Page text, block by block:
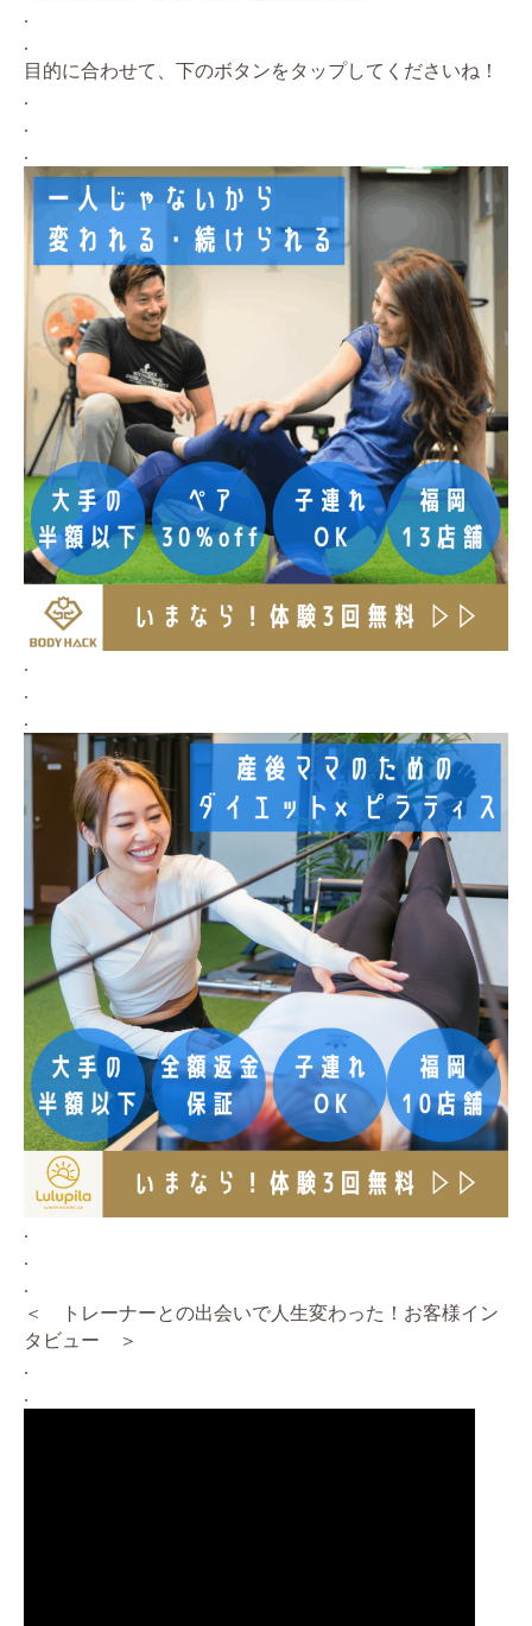
.
.
目的に合わせて、下のボタンをタップしてくださいね！
.
.
.
.
.
.
.
.
.
＜ トレーナーとの出会いで人生変わった！お客様イン
タビュー ＞
.
.